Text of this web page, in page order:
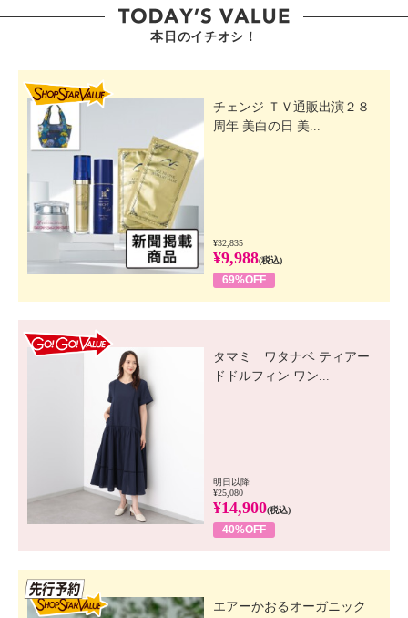
本日のイチオシ！
チェンジ ＴＶ通販出演２８
周年 美白の日 美...
¥32,835
¥9,988(税込)
69%OFF
タマミ ワタナベ ティアー
ドドルフィン ワン...
明日以降
¥25,080
¥14,900(税込)
40%OFF
エアーかおるオーガニック